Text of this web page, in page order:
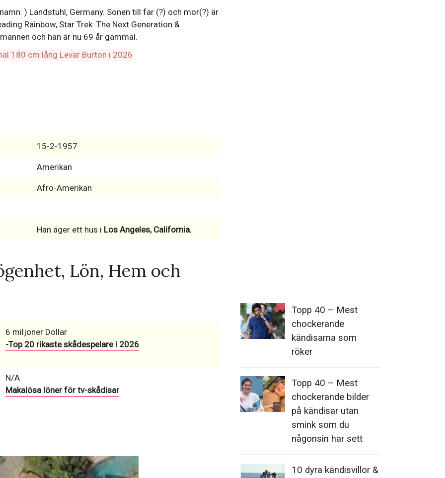
) Landstuhl, Germany. Sonen till far (?) och mor(?) är
Rainbow, Star Trek: The Next Generation &
och han är nu 69 år gammal.
15-2-1957
Amerikan
Afro-Amerikan
Han äger ett hus i Los Angeles, California.
Lön, Hem och
6 miljoner Dollar
-Top 20 rikaste skådespelare i 2026
N/A
Makalösa löner för tv-skådisar
Topp 40 – Mest
chockerande
kändisarna som
röker
Topp 40 – Mest
chockerande bilder
på kändisar utan
smink som du
någonsin har sett
10 dyra kändisvillor &